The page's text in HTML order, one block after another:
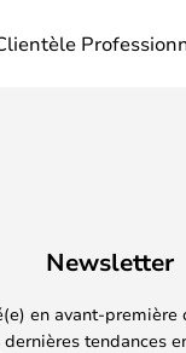
Newsletter
en avant-première
tendances